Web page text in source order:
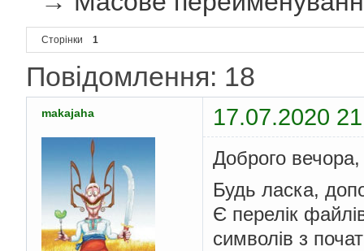
Сторінки 1
Повідомлення: 18
makajaha 17.07.2020
Доброго
Будь ласка,
Є перелік
символів з